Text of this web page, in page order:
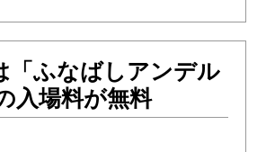
「ふなばしアンデル
入場料が無料